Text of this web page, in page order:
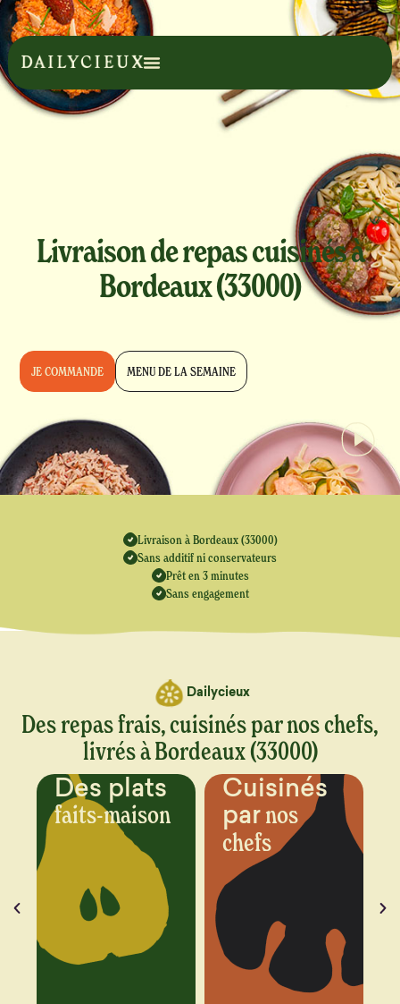
Livraison de repas cuisinés à
Bordeaux (33000)
JE COMMANDE MENU DE LA SEMAINE
Livraison à Bordeaux (33000)
Sans additif ni conservateurs
Prêt en 3 minutes
Sans engagement
Dailycieux
Des repas frais, cuisinés par nos chefs,
livrés à Bordeaux (33000)
Cuisinés
parnos
Un menu
chaque
semaine